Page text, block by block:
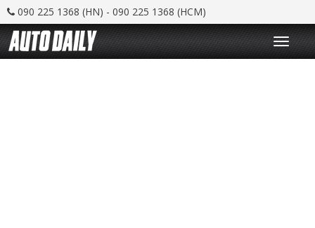
090 225 1368 (HN) - 090 225 1368 (HCM)
T
o
g